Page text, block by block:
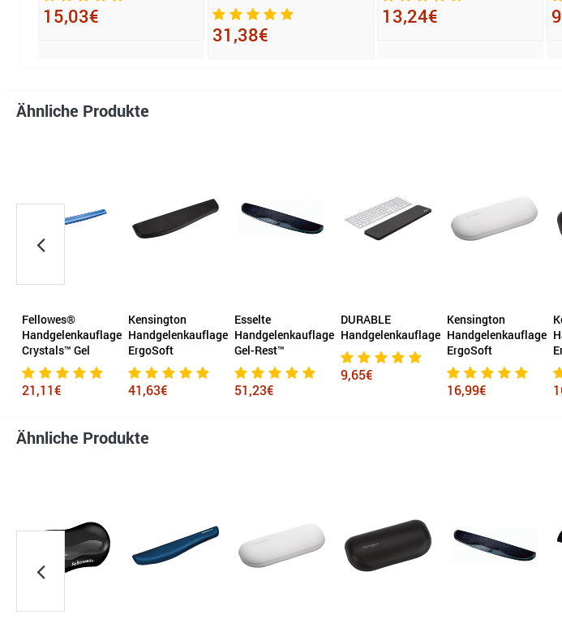
15,03€
31,38€
13,24€
Ähnliche Produkte
Kensington
Handgelenkauflage
ErgoSoft
41,63€
Esselte
Handgelenkauflage
Gel-Rest™
51,23€
DURABLE
Handgelenkauflage
9,65€
Kensington
Handgelenkauflage
ErgoSoft
Kensington
Handgelenkauflage
ErgoSoft
16,61€
Ähnliche Produkte